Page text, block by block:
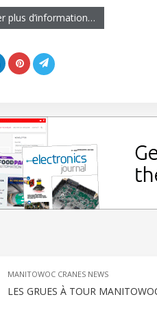
plus d’information…
MANITOWOC CRANES NEWS
LES GRUES À TOUR